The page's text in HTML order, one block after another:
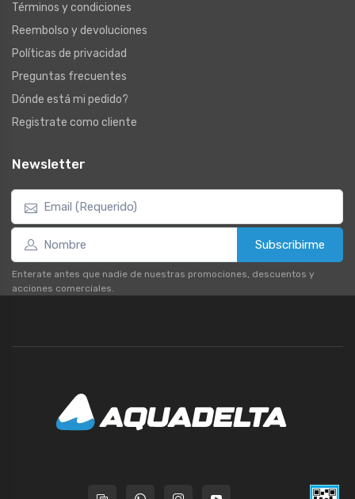
Términos y condiciones
Reembolso y devoluciones
Políticas de privacidad
Preguntas frecuentes
Dónde está mi pedido?
Registrate como cliente
Newsletter
Subscribirme
Enterate antes que nadie de nuestras promociones, descuentos y
acciones comerciales.